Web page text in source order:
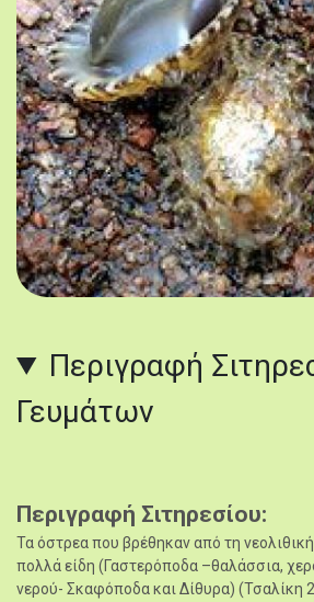
Περιγραφή
Γευμάτων
Περιγραφή Σιτηρεσίου
Τα όστρεα που βρέθηκαν από τη
πολλά είδη (Γαστερόποδα –θαλάσσια,
νερού- Σκαφόποδα και Δίθυρα) (Τσαλίκη